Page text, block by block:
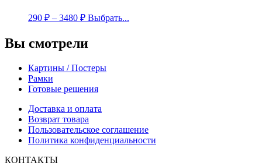
290 ₽ – 3480 ₽ Выбрать...
Вы смотрели
Картины / Постеры
Рамки
Готовые решения
Доставка и оплата
Возврат товара
Пользовательское соглашение
Политика конфиденциальности
КОНТАКТЫ